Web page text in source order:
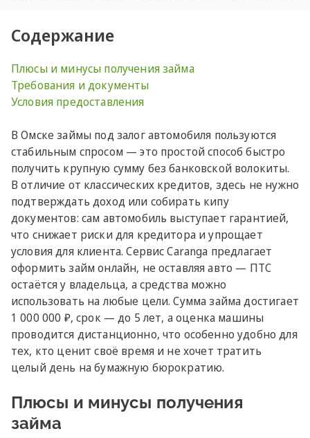
Содержание
Плюсы и минусы получения займа
Требования и документы
Условия предоставления
В Омске займы под залог автомобиля пользуются
стабильным спросом — это простой способ быстро
получить крупную сумму без банковской волокиты.
В отличие от классических кредитов, здесь не нужно
подтверждать доход или собирать кипу
документов: сам автомобиль выступает гарантией,
что снижает риски для кредитора и упрощает
условия для клиента. Сервис Caranga предлагает
оформить займ онлайн, не оставляя авто — ПТС
остаётся у владельца, а средства можно
использовать на любые цели. Сумма займа достигает
1 000 000 ₽, срок — до 5 лет, а оценка машины
проводится дистанционно, что особенно удобно для
тех, кто ценит своё время и не хочет тратить
целый день на бумажную бюрократию.
Плюсы и минусы получения
займа